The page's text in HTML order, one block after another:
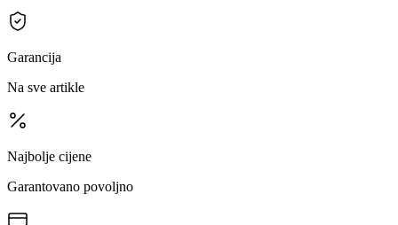
Garancija
Na sve artikle
Najbolje cijene
Garantovano povoljno